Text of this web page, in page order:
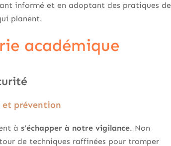
informé et en adoptant des pratiques de
planent.
académique
et prévention
à s’échapper à notre vigilance. Non
de techniques raffinées pour tromper